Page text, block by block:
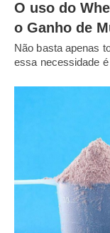
O uso do
o Ganho de
Não basta apenas
essa necessidade